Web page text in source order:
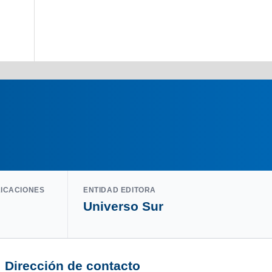
ENTIDAD EDITORA
Universo Sur
Dirección de contacto